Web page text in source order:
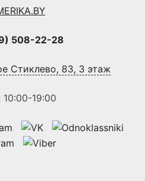
508-22-28
Стиклево, 83, 3 этаж
19:00